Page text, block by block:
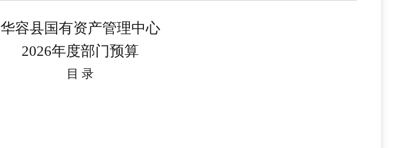
华容县国有资产管理中心
2026年度部门预算
目 录